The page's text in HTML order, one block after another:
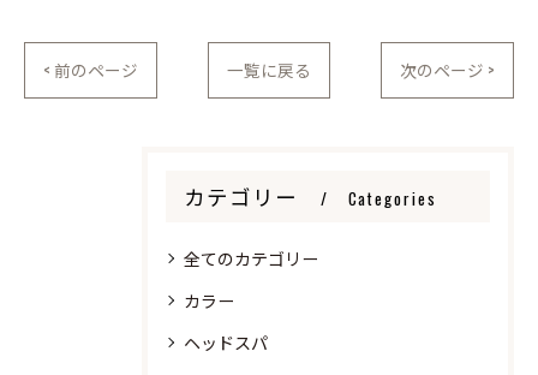
< 前のページ 一覧に戻る 次のページ >
カテゴリー Categories
全てのカテゴリー
カラー
ヘッドスパ